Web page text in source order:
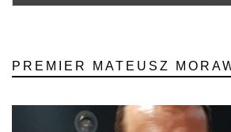
PREMIER MATEUSZ